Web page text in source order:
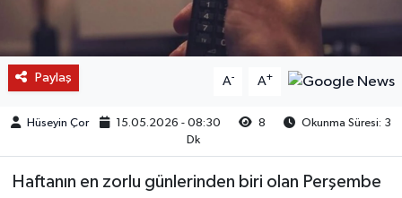
Paylaş A- A+
Hüseyin Çor 15.05.2026 - 08:30 8
Okunma Süresi: 3
Dk
Haftanın en zorlu günlerinden biri olan Perşembe